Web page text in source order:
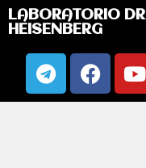
LABORATORIO DR
HEISENBERG